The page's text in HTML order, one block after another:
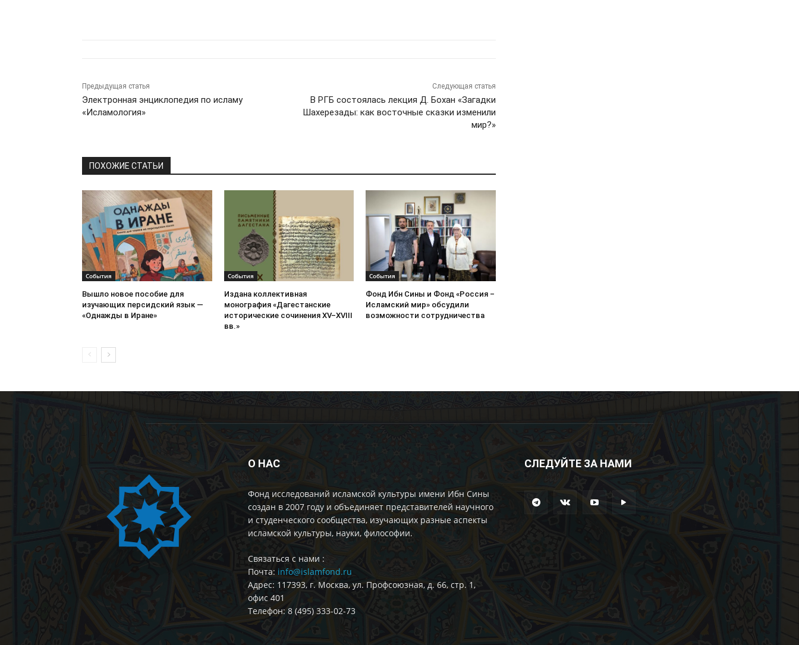
Предыдущая статья
Электронная энциклопедия по исламу
«Исламология»
Следующая статья
В РГБ состоялась лекция Д. Бохан «Загадки
Шахерезады: как восточные сказки изменили
мир?»
ПОХОЖИЕ СТАТЬИ
События
Вышло новое пособие для
изучающих персидский язык —
«Однажды в Иране»
События
Издана коллективная
монография «Дагестанские
исторические сочинения XV–XVIII
вв.»
События
Фонд Ибн Сины и Фонд «Россия –
Исламский мир» обсудили
возможности сотрудничества
О НАС
Фонд исследований исламской культуры имени Ибн Сины
создан в 2007 году и объединяет представителей научного
и студенческого сообщества, изучающих разные аспекты
исламской культуры, науки, философии.
Cвязаться с нами :
Почта: info@islamfond.ru
Адрес: 117393, г. Москва, ул. Профсоюзная, д. 66, стр. 1,
офис 401
Телефон: 8 (495) 333-02-73
СЛЕДУЙТЕ ЗА НАМИ